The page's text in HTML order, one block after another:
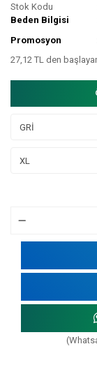
Stok Kodu
Beden Bilgisi
Promosyon
27,12 TL den